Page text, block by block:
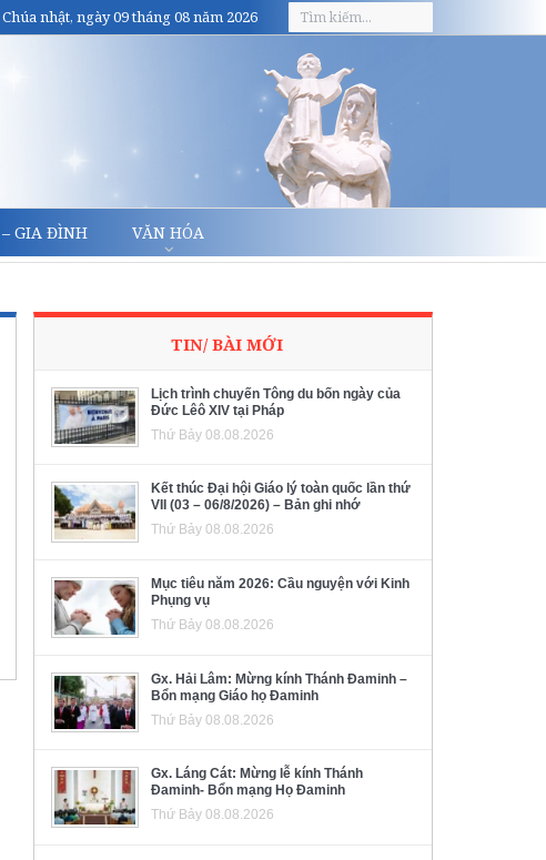
Chúa nhật, ngày 09 tháng 08 năm 2026
GIA ĐÌNH VĂN HÓA
TIN/ BÀI MỚI
Lịch trình chuyến Tông du bốn ngày của
Đức Lêô XIV tại Pháp
Thứ Bảy 08.08.2026
Kết thúc Đại hội Giáo lý toàn quốc lần thứ
VII (03 – 06/8/2026) – Bản ghi nhớ
Thứ Bảy 08.08.2026
Mục tiêu năm 2026: Cầu nguyện với Kinh
Phụng vụ
Thứ Bảy 08.08.2026
Gx. Hải Lâm: Mừng kính Thánh Đaminh –
Bổn mạng Giáo họ Đaminh
Thứ Bảy 08.08.2026
Gx. Láng Cát: Mừng lễ kính Thánh
Đaminh- Bổn mạng Họ Đaminh
Thứ Bảy 08.08.2026